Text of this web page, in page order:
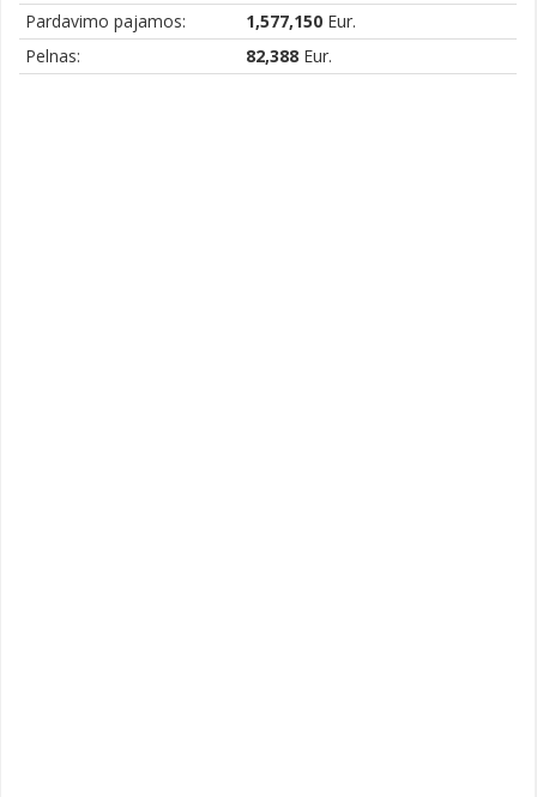
Pardavimo pajamos: 1,577,150 Eur.
Pelnas:
82,388 Eur.